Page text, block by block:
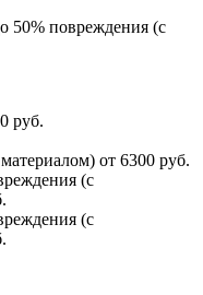
50% повреждения (с
руб.
от 6300 руб.
(с
(с